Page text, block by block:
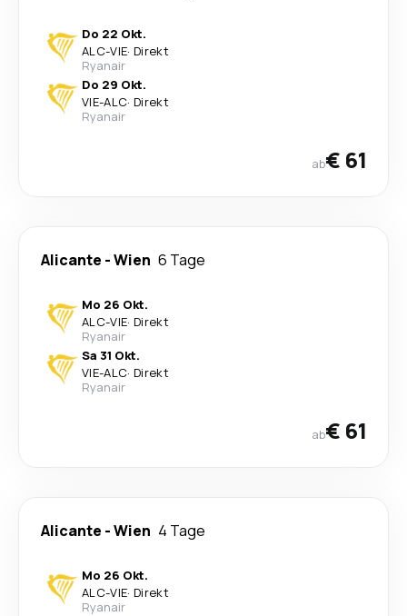
Do 22 Okt.
ALC-VIE· Direkt
Ryanair
Do 29 Okt.
VIE-ALC· Direkt
Ryanair
ab€ 61
Alicante -Wien 6 Tage
Mo 26 Okt.
ALC-VIE· Direkt
Ryanair
Sa 31 Okt.
VIE-ALC· Direkt
Ryanair
ab€ 61
Alicante -Wien 4 Tage
Mo 26 Okt.
ALC-VIE· Direkt
Ryanair